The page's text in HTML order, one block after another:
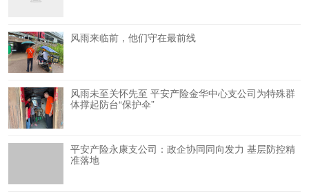
风雨来临前，他们守在最前线
风雨未至关怀先至 平安产险金华中心支公司为特殊群
体撑起防台“保护伞”
平安产险永康支公司：政企协同同向发力 基层防控精
准落地